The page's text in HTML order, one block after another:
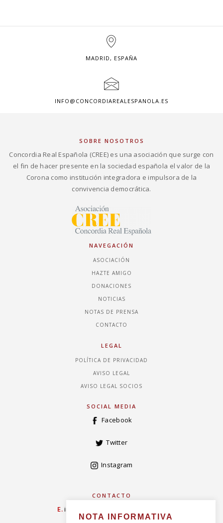
MADRID, ESPAÑA
INFO@CONCORDIAREALESPANOLA.ES
SOBRE NOSOTROS
Concordia Real Española (CREE) es una asociación que surge con
el fin de hacer presente en la sociedad española el valor de la
Corona como institución integradora e impulsora de la
convivencia democrática.
NAVEGACIÓN
ASOCIACIÓN
HAZTE AMIGO
DONACIONES
NOTICIAS
NOTAS DE PRENSA
CONTACTO
LEGAL
POLÍTICA DE PRIVACIDAD
AVISO LEGAL
AVISO LEGAL SOCIOS
SOCIAL MEDIA
Facebook
Twitter
Instagram
CONTACTO
E.info@concordiarealespanola.es
NOTA INFORMATIVA